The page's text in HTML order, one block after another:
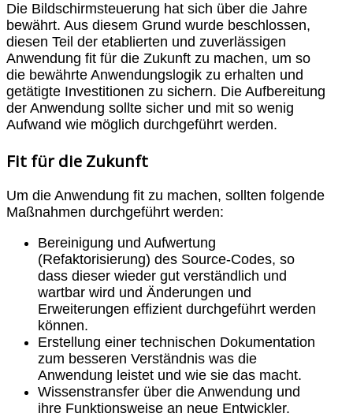
Die Bildschirmsteuerung hat sich über die Jahre
bewährt. Aus diesem Grund wurde beschlossen,
diesen Teil der etablierten und zuverlässigen
Anwendung fit für die Zukunft zu machen, um so
die bewährte Anwendungslogik zu erhalten und
getätigte Investitionen zu sichern. Die Aufbereitung
der Anwendung sollte sicher und mit so wenig
Aufwand wie möglich durchgeführt werden.
Fit für die Zukunft
Um die Anwendung fit zu machen, sollten folgende
Maßnahmen durchgeführt werden:
Bereinigung und Aufwertung
(Refaktorisierung) des Source-Codes, so
dass dieser wieder gut verständlich und
wartbar wird und Änderungen und
Erweiterungen effizient durchgeführt werden
können.
Erstellung einer technischen Dokumentation
zum besseren Verständnis was die
Anwendung leistet und wie sie das macht.
Wissenstransfer über die Anwendung und
ihre Funktionsweise an neue Entwickler.